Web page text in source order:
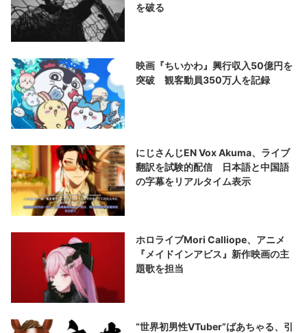
を破る
映画『ちいかわ』興行収入50億円を
突破 観客動員350万人を記録
にじさんじEN Vox Akuma、ライブ
翻訳を試験的配信 日本語と中国語
の字幕をリアルタイム表示
ホロライブMori Calliope、アニメ
『メイドインアビス』新作映画の主
題歌を担当
“世界初男性VTuber”ばあちゃる、引